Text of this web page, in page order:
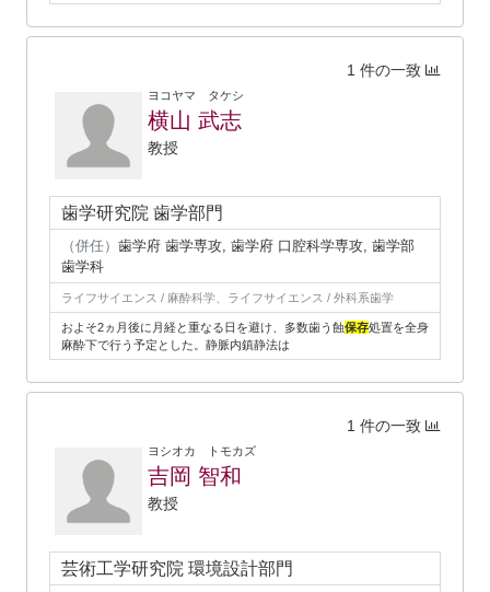
1 件の一致
ヨコヤマ タケシ
横山 武志
教授
歯学研究院 歯学部門
（併任） 歯学府 歯学専攻, 歯学府 口腔科学専攻, 歯学部
歯学科
ライフサイエンス / 麻酔科学、ライフサイエンス / 外科系歯学
およそ2ヵ月後に月経と重なる日を避け、多数歯う蝕保存処置を全身
麻酔下で行う予定とした。静脈内鎮静法は
1 件の一致
ヨシオカ トモカズ
吉岡 智和
教授
芸術工学研究院 環境設計部門